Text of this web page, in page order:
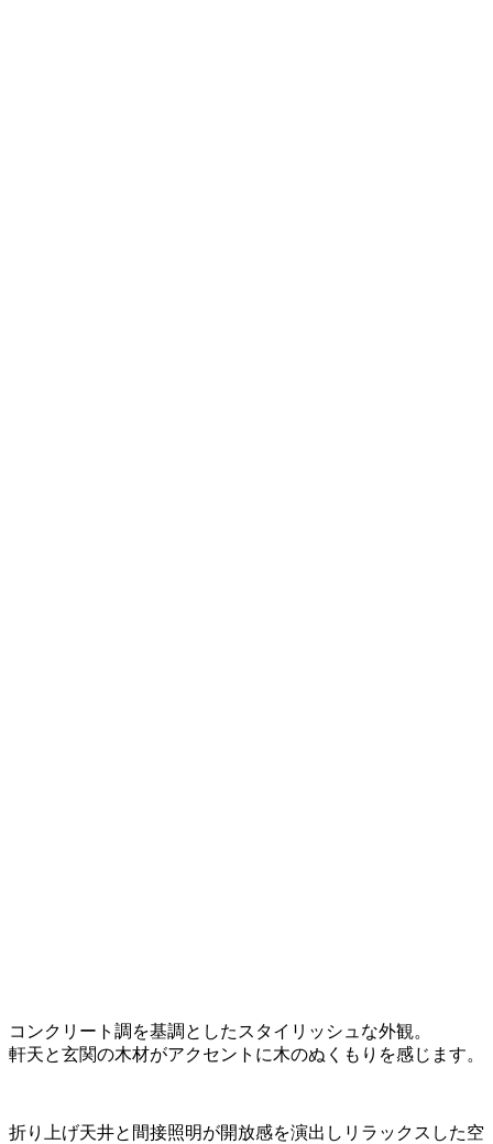
コンクリート調を基調としたスタイリッシュな外観。
軒天と玄関の木材がアクセントに木のぬくもりを感じます。
折り上げ天井と間接照明が開放感を演出しリラックスした空